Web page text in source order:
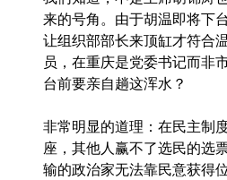
来的号角。 由于胡温即将下
让组织部部长来顶缸才符合
员，在重庆是党委书记而非
台前要亲自趟这浑水？
非常明显的道理：在民主制
座，其他人赢不了选民的选
输的政治家无法靠民意获得